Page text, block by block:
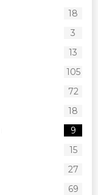
18
3
13
105
72
18
9
15
27
69